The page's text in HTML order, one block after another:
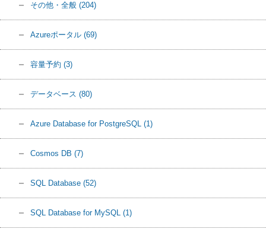
その他・全般 (204)
Azureポータル (69)
容量予約 (3)
データベース (80)
Azure Database for PostgreSQL (1)
Cosmos DB (7)
SQL Database (52)
SQL Database for MySQL (1)